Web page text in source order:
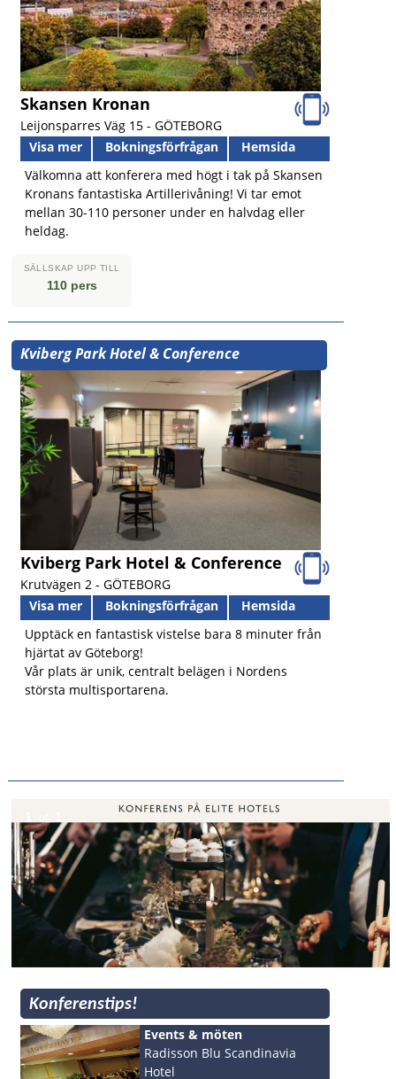
Skansen Kronan
Leijonsparres Väg 15 - GÖTEBORG
Visa mer
Bokningsförfrågan
Hemsida
Välkomna att konferera med högt i tak på Skansen
Kronans fantastiska Artillerivåning! Vi tar emot
mellan 30-110 personer under en halvdag eller
heldag.
SÄLLSKAP UPP TILL
110 pers
Kviberg Park Hotel & Conference
Kviberg Park Hotel & Conference
Krutvägen 2 - GÖTEBORG
Visa mer
Bokningsförfrågan
Hemsida
Upptäck en fantastisk vistelse bara 8 minuter från
hjärtat av Göteborg!
Vår plats är unik, centralt belägen i Nordens
största multisportarena.
Konferenstips!
Events & möten
Radisson Blu Scandinavia
Hotel